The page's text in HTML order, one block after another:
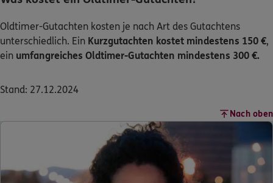
Oldtimer-Gutachten kosten je nach Art des Gutachtens
unterschiedlich. Ein Kurzgutachten kostet mindestens 150 €,
ein umfangreiches Oldtimer-Gutachten mindestens 300 €.
Stand: 27.12.2024
Nach oben